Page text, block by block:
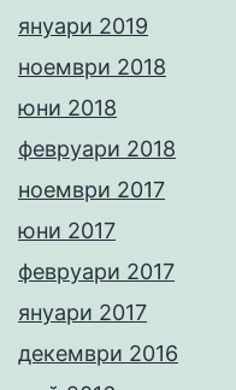
януари 2019
ноември 2018
юни 2018
февруари 2018
ноември 2017
юни 2017
февруари 2017
януари 2017
декември 2016